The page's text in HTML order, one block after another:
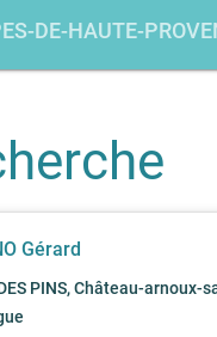
DE-HAUTE-
Gérard
PINS, Château-arnoux-